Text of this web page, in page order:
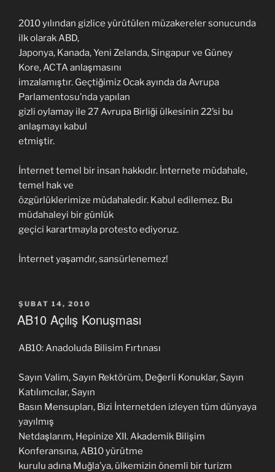
2010 yılından gizlice yürütülen müzakereler sonucunda
ilk olarak ABD,
Japonya, Kanada, Yeni Zelanda, Singapur ve Güney
Kore, ACTA anlaşmasını
imzalamıştır. Geçtiğimiz Ocak ayında da Avrupa
Parlamentosu’nda yapılan
gizli oylamay ile 27 Avrupa Birliği ülkesinin 22’si bu
anlaşmayı kabul
etmiştir.
İnternet temel bir insan hakkıdır. İnternete müdahale,
temel hak ve
özgürlüklerimize müdahaledir. Kabul edilemez. Bu
müdahaleyi bir günlük
geçici karartmayla protesto ediyoruz.
İnternet yaşamdır, sansürlenemez!
YAYIM
TARIHI
ŞUBAT 14, 2010
AB10 Açılış Konuşması
AB10: Anadoluda Bilisim Fırtınası
Sayın Valim, Sayın Rektörüm, Değerli Konuklar, Sayın
Katılımcılar, Sayın
Basın Mensupları, Bizi İnternetden izleyen tüm dünyaya
yayılmış
Netdaşlarım, Hepinize XII. Akademik Bilişim
Konferansına, AB10 yürütme
kurulu adına Muğla’ya, ülkemizin önemli bir turizm